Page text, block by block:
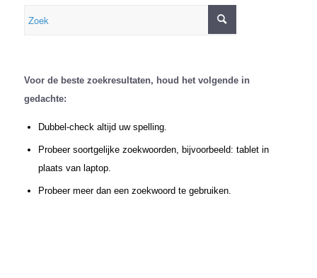
Voor de beste zoekresultaten, houd het volgende in
gedachte:
Dubbel-check altijd uw spelling.
Probeer soortgelijke zoekwoorden, bijvoorbeeld: tablet in
plaats van laptop.
Probeer meer dan een zoekwoord te gebruiken.